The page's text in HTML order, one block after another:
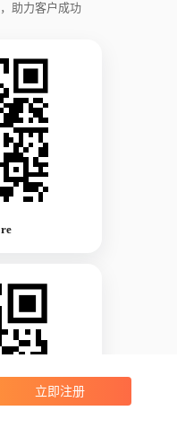
助力客户成功
立即注册